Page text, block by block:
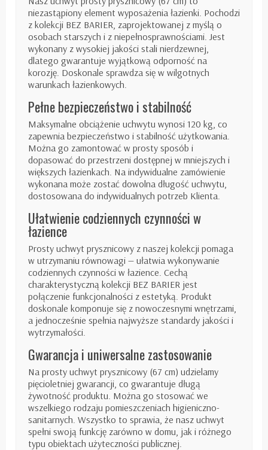
niezastąpiony element wyposażenia łazienki. Pochodzi
z kolekcji BEZ BARIER, zaprojektowanej z myślą o
osobach starszych i z niepełnosprawnościami . Jest
wykonany z wysokiej jakości stali nierdzewnej,
dlatego gwarantuje wyjątkową odporność na
korozję. Doskonale sprawdza się w wilgotnych
warunkach łazienkowych.
Pełne bezpieczeństwo i stabilność
Maksymalne obciążenie uchwytu wynosi 120 kg, co
zapewnia bezpieczeństwo i stabilność użytkowania.
Można go zamontować w prosty sposób i
dopasować do przestrzeni dostępnej w mniejszych i
większych łazienkach. Na indywidualne zamówienie
wykonana może zostać dowolna długość uchwytu,
dostosowana do indywidualnych potrzeb Klienta.
Ułatwienie codziennych czynności w
łazience
Prosty uchwyt prysznicowy z naszej kolekcji pomaga
w utrzymaniu równowagi — ułatwia wykonywanie
codziennych czynności w łazience. Cechą
charakterystyczną kolekcji BEZ BARIER jest
połączenie funkcjonalności z estetyką. Produkt
doskonale komponuje się z nowoczesnymi wnętrzami,
a jednocześnie spełnia najwyższe standardy jakości i
wytrzymałości.
Gwarancja i uniwersalne zastosowanie
Na prosty uchwyt prysznicowy (67 cm) udzielamy
pięcioletniej gwarancji, co gwarantuje długą
żywotność produktu. Można go stosować we
wszelkiego rodzaju pomieszczeniach higieniczno-
sanitarnych. Wszystko to sprawia, że nasz uchwyt
spełni swoją funkcję zarówno w domu, jak i różnego
typu obiektach użyteczności publicznej.